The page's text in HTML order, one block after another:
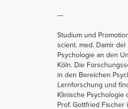
---
Studium und
scient. med. Damir
Psychologie an den
Köln. Die
in den Bereichen
Lernforschung und
Klinische Psychologie
Prof. Gottfried